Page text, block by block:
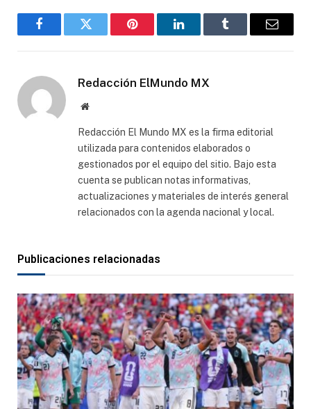
FacebookGorjeo Pinterest LinkedInTumblr
Correo
Redacción ElMundo MX
Sitio
Redacción El Mundo MX es la firma editorial
utilizada para contenidos elaborados o
gestionados por el equipo del sitio. Bajo esta
cuenta se publican notas informativas,
actualizaciones y materiales de interés general
relacionados con la agenda nacional y local.
Publicaciones relacionadas